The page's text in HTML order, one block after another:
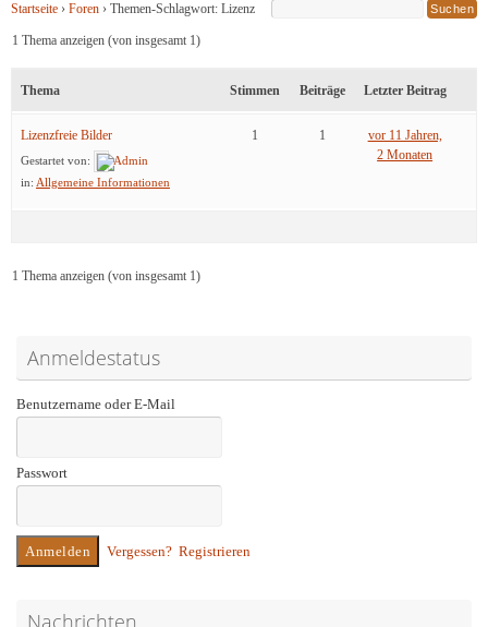
Startseite › Foren › Themen-Schlagwort: Lizenz
1 Thema anzeigen (von insgesamt 1)
Thema Stimmen Beiträge Letzter Beitrag
Lizenzfreie Bilder
Gestartet von:
Admin
in: Allgemeine Informationen
1 1
vor 11 Jahren,
2 Monaten
1 Thema anzeigen (von insgesamt 1)
Anmeldestatus
Benutzername oder E-Mail
Passwort
Vergessen? Registrieren